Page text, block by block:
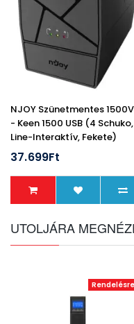
NJOY Szünetmentes
- Keen 1500 USB (4 Schuko,
Line-Interaktív, Fekete)
37.699Ft
UTOLJÁRA
Rendelésre